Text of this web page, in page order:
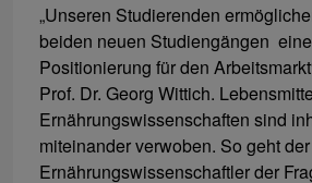
„Unseren Studierenden
beiden neuen Studiengängen
Positionierung für den
Prof. Dr. Georg Wittich.
Ernährungswissenschaften sind
miteinander verwoben. So geht der
Ernährungswissenschaftler der